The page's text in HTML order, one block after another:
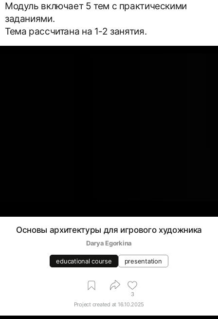
Модуль включает 5 тем с практическими
заданиями.
Тема рассчитана на 1-2 занятия.
Основы архитектуры для игрового художника
Darya Egorkina
educational course presentation
3
Project created at 16.10.2025